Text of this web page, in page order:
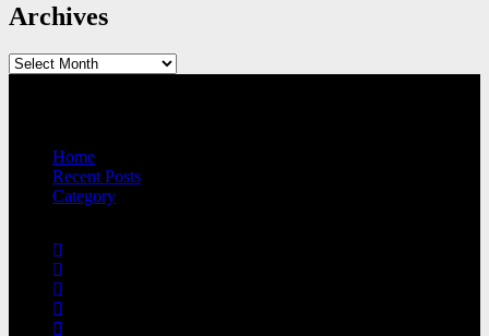
Archives
Archives
Home
Recent Posts
Category